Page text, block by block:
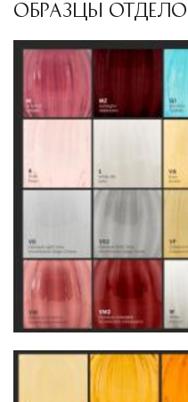
Глобальная сеть
центров
Помимо Москвы, мы
логистическими
Дубай, ОАЭ
—
Ближнего Востока
—
Лондон,
логистический хаб
США— центр
ОБРАЗЦЫ